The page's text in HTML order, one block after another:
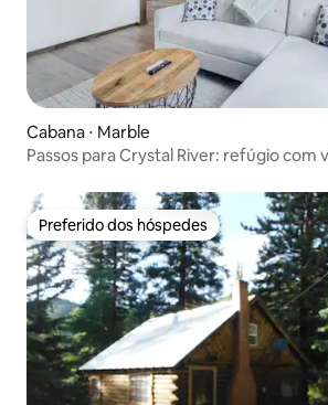
Cabana ⋅ Marble
Passos para Crystal River: refúgio com
Preferido dos hóspedes
Preferido dos hóspedes